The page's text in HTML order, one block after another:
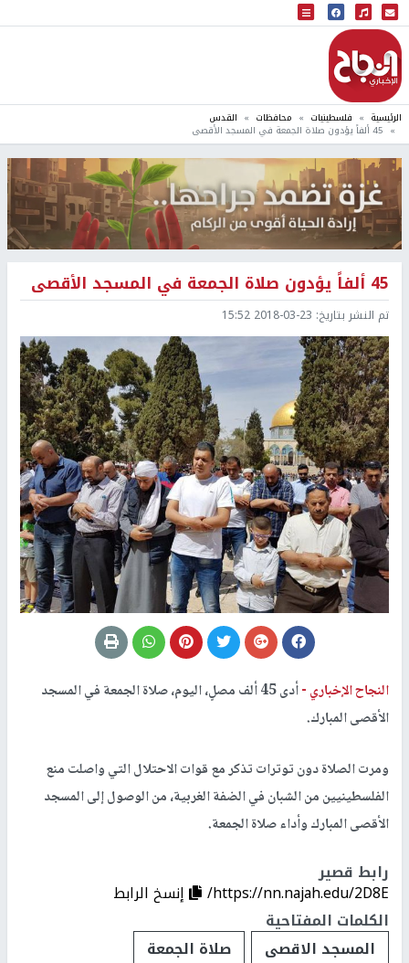
البث المباشر
إذاعة النجاح
الرئيسية فلسطينيات محافظات القدس
45 ألفاً يؤدون صلاة الجمعة في المسجد الأقصى
45 ألفاً يؤدون صلاة الجمعة في المسجد الأقصى
تم النشر بتاريخ: 2018-03-23 15:52
النجاح الإخباري -
أدى 45 ألف مصلٍ، اليوم، صلاة الجمعة في المسجد
الأقصى المبارك.
ومرت الصلاة دون توترات تذكر مع قوات الاحتلال التي واصلت منع
الفلسطينيين من الشبان في الضفة الغربية، من الوصول إلى المسجد
الأقصى المبارك وأداء صلاة الجمعة.
رابط قصير
https://nn.najah.edu/2D8E/
إنسخ الرابط
الكلمات المفتاحية
المسجد الاقصى
صلاة الجمعة